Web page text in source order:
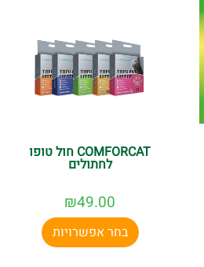
COMFORCAT חול טופו
לחתולים
₪49.00
בחר אפשרויות